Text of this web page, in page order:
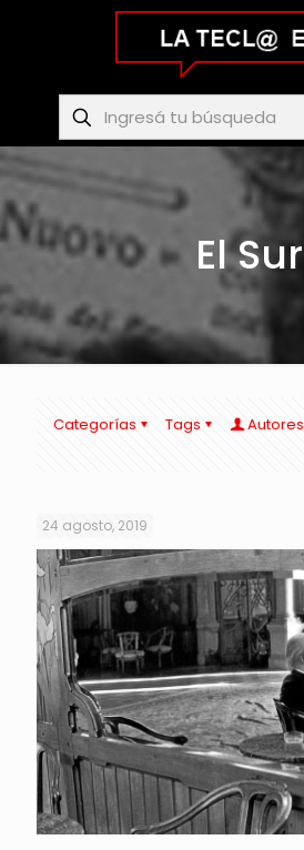
El Sur
Categorías Tags
Autores
24 agosto, 2019